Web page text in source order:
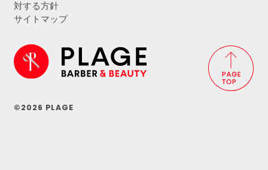
対する方針
サイトマップ
©2026 PLAGE